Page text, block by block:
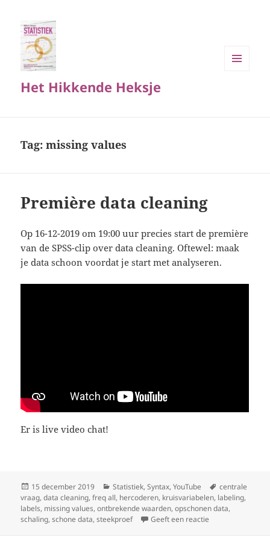
Het Hikkende Heksje
Tag:missing values
Première data cleaning
Op 16-12-2019 om 19:00 uur precies start de première
van de SPSS-clip over data cleaning. Oftewel: maak
je data schoon voordat je start met analyseren.
Er is live video chat!
Geplaatst
op
15 december 2019 Categorieën
Statistiek,Syntax,YouTube Tags
centrale
vraag,data cleaning,freq all, hercoderen, kruisvariabelen, labeling,
labels, missing values,ontbrekende waarden,opschonen data,
schaling,schone data,steekproef Geeft een reactie